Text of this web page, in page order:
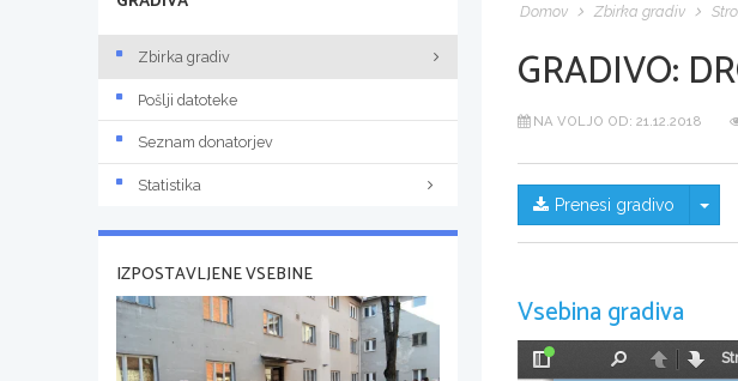
Domov Zbirka gradiv
GRADIVO:
NA VOLJO OD: 21.12.2018
Prenesi gradivo
Vsebina gradiva
Preklopi
NazajNaprej
Zbirka gradiv
Pošlji datoteke
Seznam donatorjev
Statistika
IZPOSTAVLJENE VSEBINE